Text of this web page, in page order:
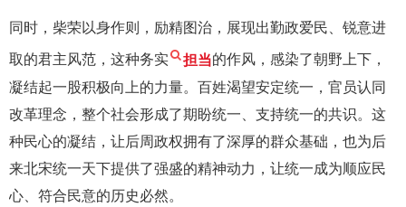
同时，柴荣以身作则，励精图治，展现出勤政爱民、锐意进
取的君主风范，这种务实 担当的作风，感染了朝野上下，
凝结起一股积极向上的力量。百姓渴望安定统一，官员认同
改革理念，整个社会形成了期盼统一、支持统一的共识。这
种民心的凝结，让后周政权拥有了深厚的群众基础，也为后
来北宋统一天下提供了强盛的精神动力，让统一成为顺应民
心、符合民意的历史必然。